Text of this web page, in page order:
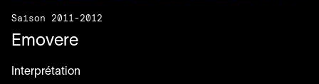
Saison 2011-2012
Emovere
Interprétation